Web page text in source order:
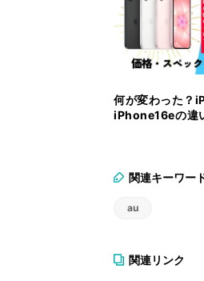
何が変わった？
iPhone16eの違
関連キーワー
au
関連リンク